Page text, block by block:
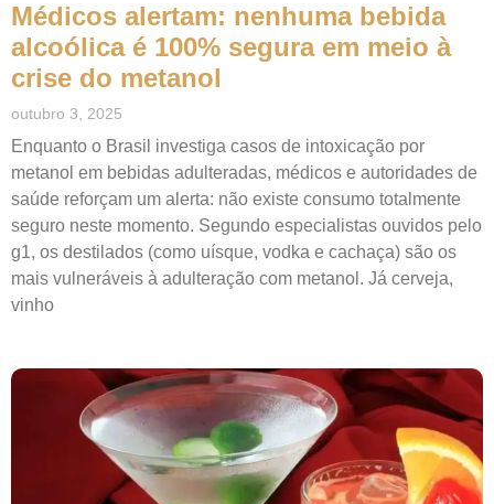
Médicos alertam: nenhuma bebida
alcoólica é 100% segura em meio à
crise do metanol
outubro 3, 2025
Enquanto o Brasil investiga casos de intoxicação por
metanol em bebidas adulteradas, médicos e autoridades de
saúde reforçam um alerta: não existe consumo totalmente
seguro neste momento. Segundo especialistas ouvidos pelo
g1, os destilados (como uísque, vodka e cachaça) são os
mais vulneráveis à adulteração com metanol. Já cerveja,
vinho